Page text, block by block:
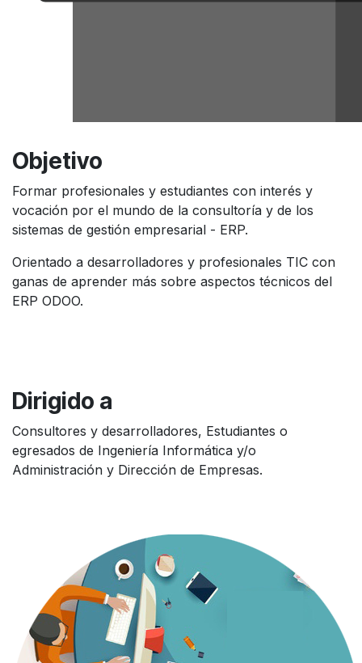
Objetivo
Formar profesionales y estudiantes con interés y
vocación por el mundo de la consultoría y de los
sistemas de gestión empresarial - ERP.
Orientado a desarrolladores y profesionales TIC con
ganas de aprender más sobre aspectos técnicos del
ERP ODOO.
Dirigido a
Consultores y desarrolladores, Estudiantes o
egresados de Ingeniería Informática y/o
Administración y Dirección de Empresas.